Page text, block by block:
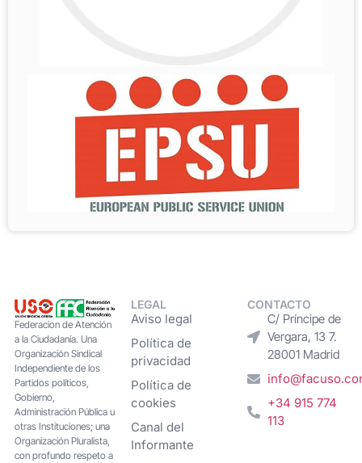
Federacion de Atención
a la Ciudadanía. Una
Organización Sindical
Independiente de los
Partidos políticos,
Gobierno,
Administración Pública u
otras Instituciones; una
Organización Pluralista,
con profundo respeto a
LEGAL
Aviso legal
Política de
privacidad
Política de
cookies
Canal del
Informante
CONTACTO
C/ Príncipe de
Vergara, 13 7.
28001 Madrid
+34 915 774
113